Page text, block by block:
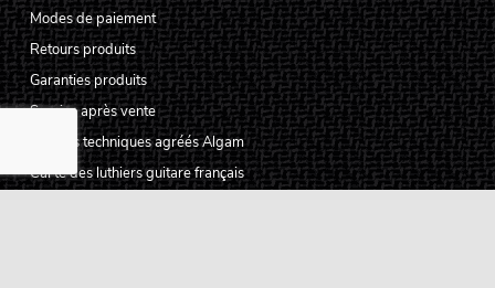
Modes de paiement
Retours produits
Garanties produits
Service après vente
Centres techniques agréés Algam
Carte des luthiers guitare français